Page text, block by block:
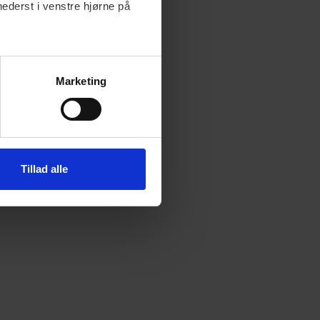
i venstre hjørne på
Marketing
Tillad alle